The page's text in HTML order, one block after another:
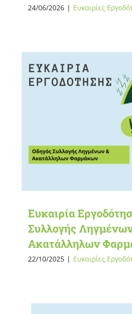
24/06/2026 | Ευκαιρίες
Ευκαιρία
Συλλογής
Ακατάλληλων
22/10/2025 | Ευκαιρίες